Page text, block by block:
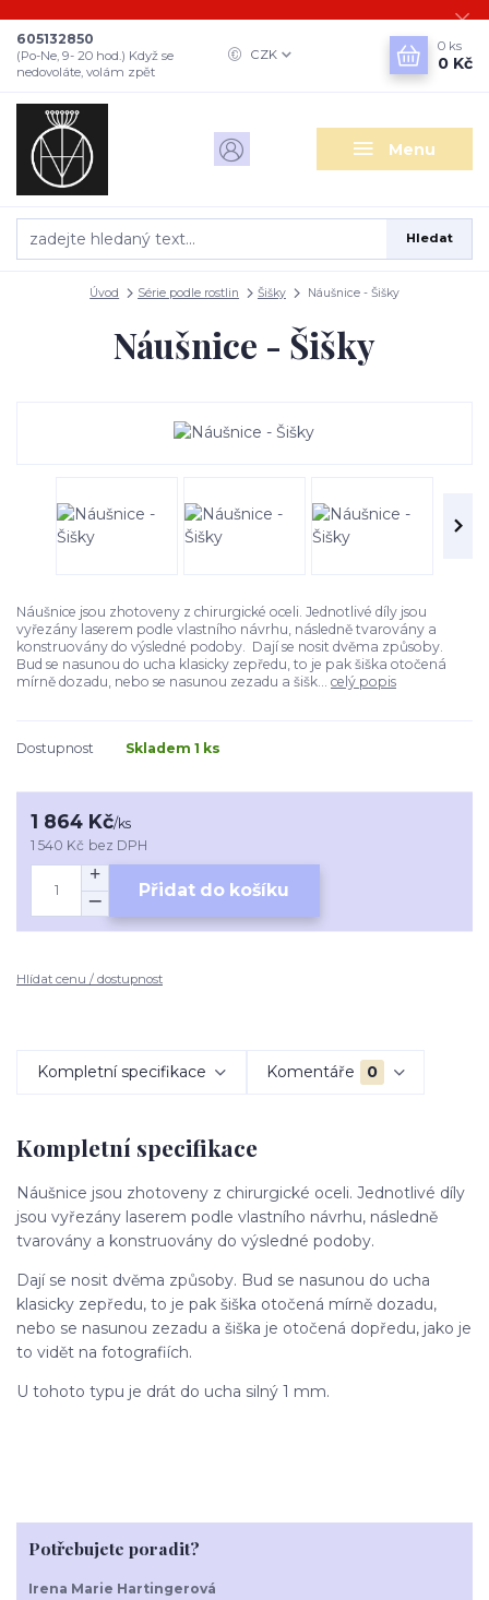
Menu
CZK
Hledat
605132850
(Po-Ne, 9- 20 hod.) Když se
nedovoláte, volám zpět
0 ks
0 Kč
Úvod Série podle rostlin Šišky Náušnice - Šišky
Náušnice - Šišky
Náušnice jsou zhotoveny z chirurgické oceli. Jednotlivé díly jsou
vyřezány laserem podle vlastního návrhu, následně tvarovány a
konstruovány do výsledné podoby. Dají se nosit dvěma způsoby.
Bud se nasunou do ucha klasicky zepředu, to je pak šiška otočená
mírně dozadu, nebo se nasunou zezadu a šišk... celý popis
Dostupnost Skladem 1 ks
1 864 Kč/ks
1 540 Kč bez DPH
Přidat do košíku
Hlídat cenu / dostupnost
Kompletní specifikace Komentáře 0
Kompletní specifikace
Náušnice jsou zhotoveny z chirurgické oceli. Jednotlivé díly
jsou vyřezány laserem podle vlastního návrhu, následně
tvarovány a konstruovány do výsledné podoby.
Dají se nosit dvěma způsoby. Bud se nasunou do ucha
klasicky zepředu, to je pak šiška otočená mírně dozadu,
nebo se nasunou zezadu a šiška je otočená dopředu, jako je
to vidět na fotografiích.
U tohoto typu je drát do ucha silný 1 mm.
Potřebujete poradit?
Irena Marie Hartingerová